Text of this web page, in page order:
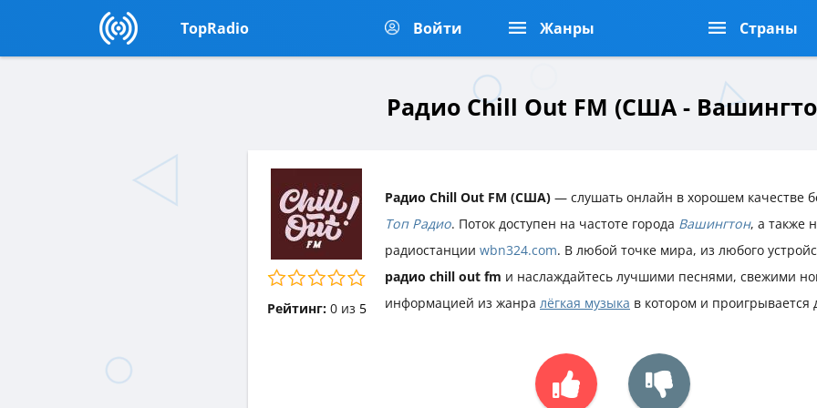
TopRadio Войти Жанры Страны
Радио Chill Out FM (США -
Рейтинг: 0из 5
Радио Chill Out FM (США) — слушать онлайн в хорошем качестве
Топ Радио. Поток доступен на частоте города Вашингтон, а также
радиостанции wbn324.com. В любой точке мира, из любого
радио chill out fm и наслаждайтесь лучшими песнями, свежими
информацией из жанра лёгкая музыка в котором и проигрывается